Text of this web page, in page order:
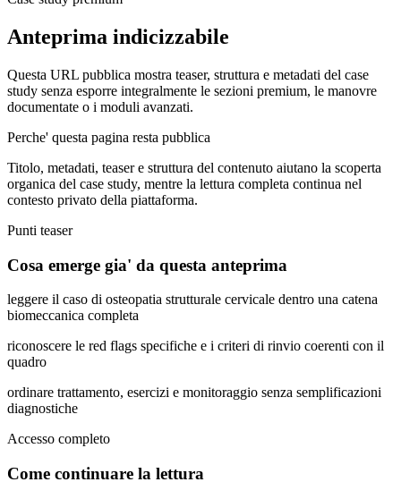
Anteprima indicizzabile
Questa URL pubblica mostra teaser, struttura e metadati del case
study senza esporre integralmente le sezioni premium, le manovre
documentate o i moduli avanzati.
Perche' questa pagina resta pubblica
Titolo, metadati, teaser e struttura del contenuto aiutano la scoperta
organica del case study, mentre la lettura completa continua nel
contesto privato della piattaforma.
Punti teaser
Cosa emerge gia' da questa anteprima
leggere il caso di osteopatia strutturale cervicale dentro una catena
biomeccanica completa
riconoscere le red flags specifiche e i criteri di rinvio coerenti con il
quadro
ordinare trattamento, esercizi e monitoraggio senza semplificazioni
diagnostiche
Accesso completo
Come continuare la lettura